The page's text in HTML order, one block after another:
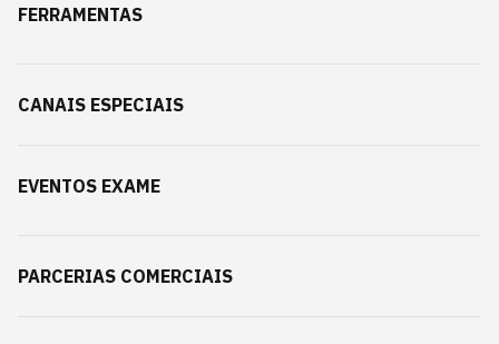
FERRAMENTAS
CANAIS ESPECIAIS
EVENTOS EXAME
PARCERIAS COMERCIAIS